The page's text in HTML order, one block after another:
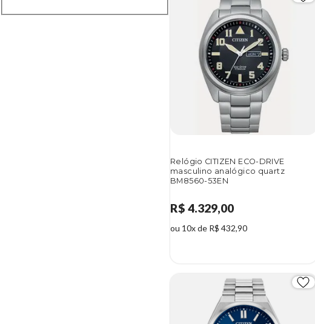
Relógio CITIZEN ECO-DRIVE
masculino analógico quartz
BM8560-53EN
R$ 4.329,00
ou 10x de R$ 432,90